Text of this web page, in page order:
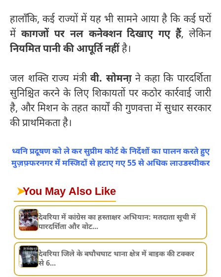
हालाँकि, कई राज्यों में यह भी सामने आया है कि कई घरों
में कागजों पर नल कनेक्शन दिखाए गए हैं, लेकिन
नियमित पानी की आपूर्ति नहींहै।
जल शक्ति राज्य मंत्रीवी. सोमना़ने कहा कि पारदर्शिता
सुनिश्चित करने के लिए शिकायतों पर कठोर कार्रवाई जारी
है, और मिशन के तहत कार्यों की गुणवत्ता में सुधार सरकार
की प्राथमिकता है।
ध्वनि प्रदूषण को ले कर सुप्रीम कोर्ट के निर्देशों का पालन करते हुए
मुज़फ़्फरनगर में मस्जिदों से हटाए गए 55 से अधिक लाउडस्पीकर
➤You May Also Like
देवरिया में कांग्रेस का हस्ताक्षर अभियान: मतदाता सूची में
पारदर्शिता और वोट...
देवरिया जिले के बघौचघाट थाना क्षेत्र में बाइक की टक्कर
से 6...